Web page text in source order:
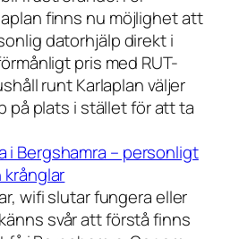
finns nu möjlighet att
datorhjälp direkt i
pris med RUT-
runt Karlaplan väljer
på plats i stället för att ta
i Bergshamra – personligt
wifi slutar fungera eller
svår att förstå finns